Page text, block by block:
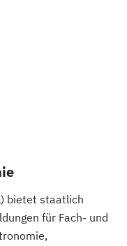
bietet staatlich
für Fach- und